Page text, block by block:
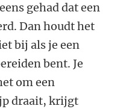
gehad dat een
Dan houdt het
bij als je een
bent. Je
om een
draait, krijgt